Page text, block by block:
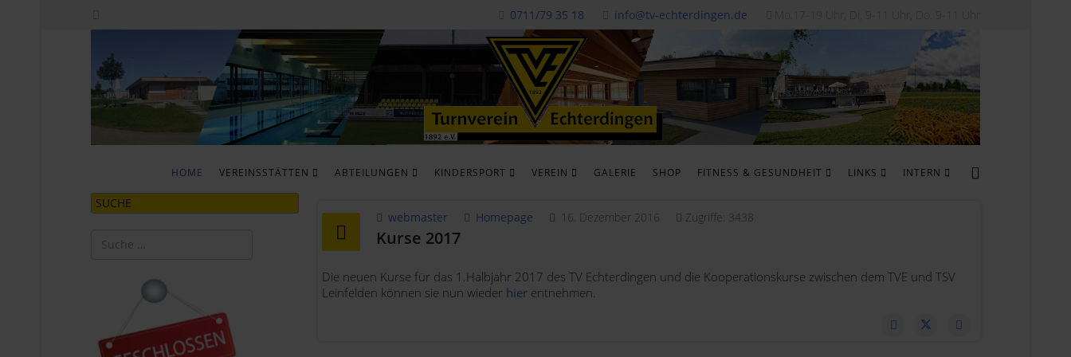
0711/79 35 18 info@tv-echterdingen.de
HOME VEREINSSTÄTTEN ABTEILUNGEN KINDERSPORT VEREIN GALERIE SHOP FITNESS & GESUNDHEIT LINKS INTERN
SUCHE
webmaster Homepage 16. Dezember 2016 Zugriffe: 3438
Kurse 2017
Die neuen Kurse für das 1.Halbjahr 2017 des TV Echterdingen und die Kooperationskurse zwischen dem TVE und TSV
Leinfelden können sie nun wieder hier entnehmen.